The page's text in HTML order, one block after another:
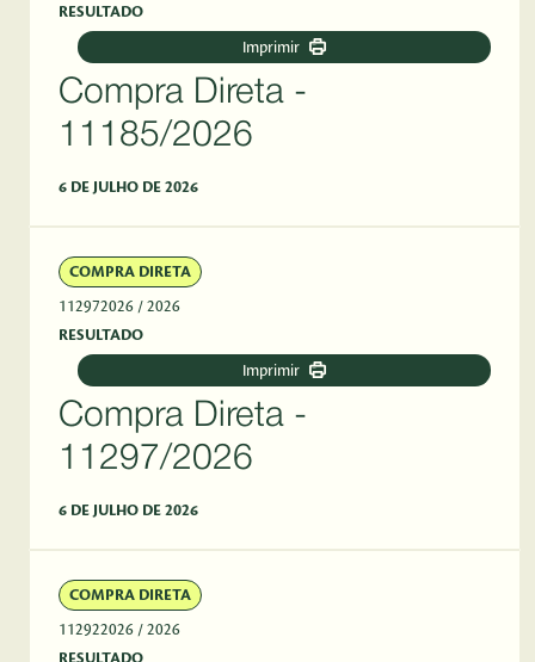
RESULTADO
Imprimir
Compra Direta -
11185/2026
6 DE JULHO DE 2026
COMPRA DIRETA
112972026 / 2026
RESULTADO
Imprimir
Compra Direta -
11297/2026
6 DE JULHO DE 2026
COMPRA DIRETA
112922026 / 2026
RESULTADO